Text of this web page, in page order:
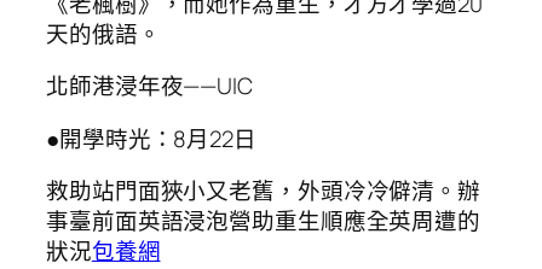
天的俄語。
北師港浸年夜——UIC
●開學時光：8月22日
救助站門面狹小又老舊，外頭冷冷僻清。辦
事臺前面英語浸泡營助重生順應全英周遭的
狀況包養網